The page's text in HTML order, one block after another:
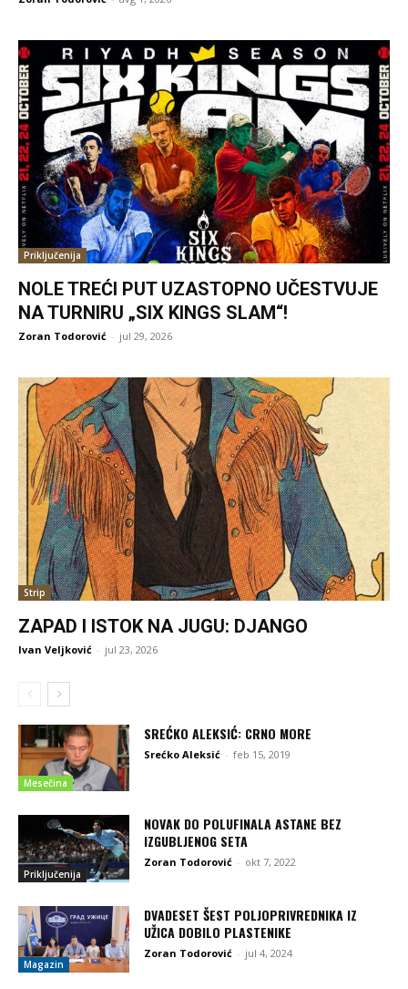
Priključenija
NOLE TREĆI PUT UZASTOPNO UČESTVUJE
NA TURNIRU „SIX KINGS SLAM“!
Zoran Todorović - jul 29, 2026
Strip
ZAPAD I ISTOK NA JUGU: DJANGO
Ivan Veljković - jul 23, 2026
Mesečina
SREĆKO ALEKSIĆ: CRNO MORE
Srećko Aleksić - feb 15, 2019
Priključenija
NOVAK DO POLUFINALA ASTANE BEZ
IZGUBLJENOG SETA
Zoran Todorović - okt 7, 2022
Magazin
DVADESET ŠEST POLJOPRIVREDNIKA IZ
UŽICA DOBILO PLASTENIKE
Zoran Todorović - jul 4, 2024